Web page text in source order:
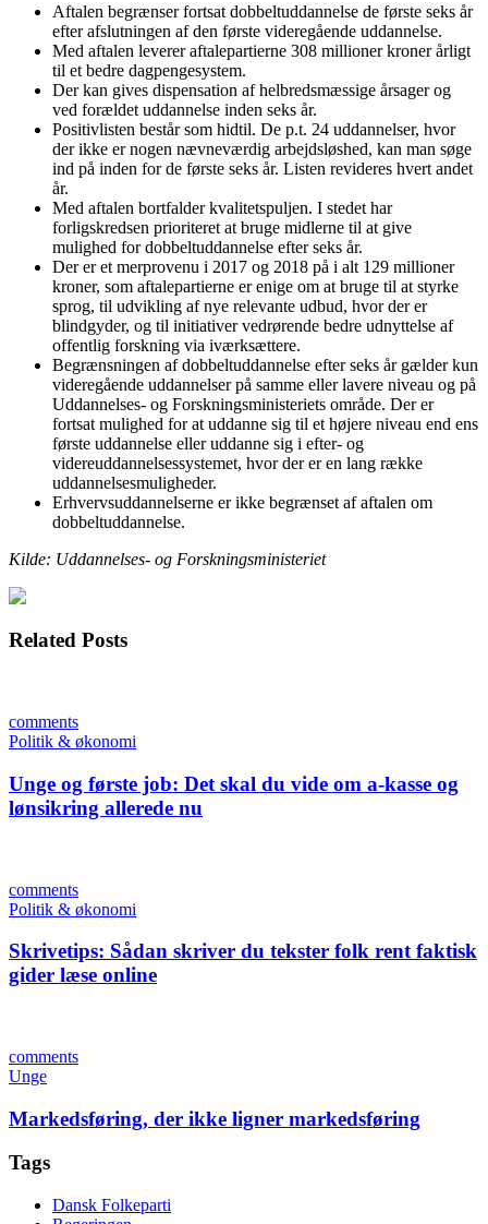
Aftalen begrænser fortsat dobbeltuddannelse de første seks år
efter afslutningen af den første videregående uddannelse.
Med aftalen leverer aftalepartierne 308 millioner kroner årligt
til et bedre dagpengesystem.
Der kan gives dispensation af helbredsmæssige årsager og
ved forældet uddannelse inden seks år.
Positivlisten består som hidtil. De p.t. 24 uddannelser, hvor
der ikke er nogen nævneværdig arbejdsløshed, kan man søge
ind på inden for de første seks år. Listen revideres hvert andet
år.
Med aftalen bortfalder kvalitetspuljen. I stedet har
forligskredsen prioriteret at bruge midlerne til at give
mulighed for dobbeltuddannelse efter seks år.
Der er et merprovenu i 2017 og 2018 på i alt 129 millioner
kroner, som aftalepartierne er enige om at bruge til at styrke
sprog, til udvikling af nye relevante udbud, hvor der er
blindgyder, og til initiativer vedrørende bedre udnyttelse af
offentlig forskning via iværksættere.
Begrænsningen af dobbeltuddannelse efter seks år gælder kun
videregående uddannelser på samme eller lavere niveau og på
Uddannelses- og Forskningsministeriets område. Der er
fortsat mulighed for at uddanne sig til et højere niveau end ens
første uddannelse eller uddanne sig i efter- og
videreuddannelsessystemet, hvor der er en lang række
uddannelsesmuligheder.
Erhvervsuddannelserne er ikke begrænset af aftalen om
dobbeltuddannelse.
Kilde: Uddannelses- og Forskningsministeriet
Related Posts
comments
Politik & økonomi
Unge og første job: Det skal du vide om a-kasse og
lønsikring allerede nu
comments
Politik & økonomi
Skrivetips: Sådan skriver du tekster folk rent faktisk
gider læse online
comments
Unge
Markedsføring, der ikke ligner markedsføring
Tags
Dansk Folkeparti